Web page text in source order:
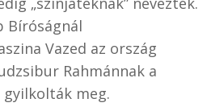
Bíróságnál
Vazed az ország
Rahmánnak a
gyilkolták meg.